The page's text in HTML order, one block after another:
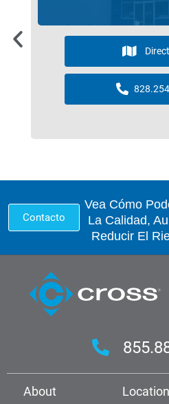
Contacto
Vea Cómo
La Calidad,
Reducir El
About